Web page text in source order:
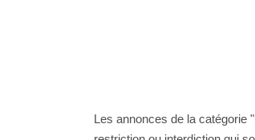
Les annonces de la catégorie